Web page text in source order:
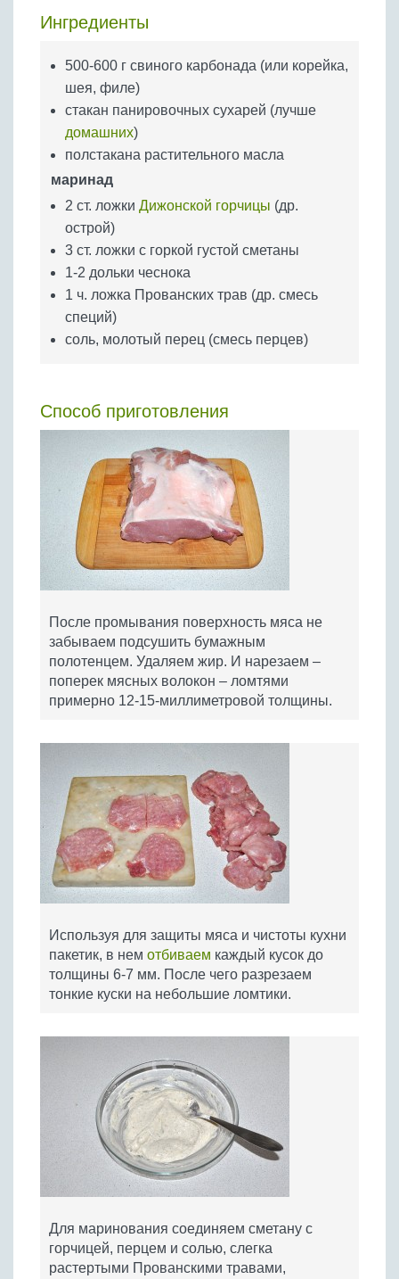
Яйца
Крупы
Ингредиенты
500-600 г свиного карбонада (или корейка,
шея, филе)
стакан панировочных сухарей (лучше
домашних)
полстакана растительного масла
маринад
2 ст. ложки Дижонской горчицы (др.
острой)
3 ст. ложки с горкой густой сметаны
1-2 дольки чеснока
1 ч. ложка Прованских трав (др. смесь
специй)
соль, молотый перец (смесь перцев)
Способ приготовления
После промывания поверхность мяса не
забываем подсушить бумажным
полотенцем. Удаляем жир. И нарезаем –
поперек мясных волокон – ломтями
примерно 12-15-миллиметровой толщины.
Используя для защиты мяса и чистоты кухни
пакетик, в нем отбиваем каждый кусок до
толщины 6-7 мм. После чего разрезаем
тонкие куски на небольшие ломтики.
Для маринования соединяем сметану с
горчицей, перцем и солью, слегка
растертыми Прованскими травами,